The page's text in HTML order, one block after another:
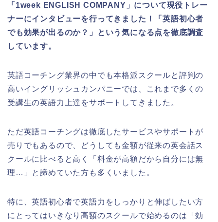
「1week ENGLISH COMPANY」について現役トレー
ナーにインタビューを行ってきました！「英語初心者
でも効果が出るのか？」という気になる点を徹底調査
しています。
英語コーチング業界の中でも本格派スクールと評判の
高いイングリッシュカンパニーでは、これまで多くの
受講生の英語力上達をサポートしてきました。
ただ英語コーチングは徹底したサービスやサポートが
売りでもあるので、どうしても金額が従来の英会話ス
クールに比べると高く「料金が高額だから自分には無
理…」と諦めていた方も多くいました。
特に、英語初心者で英語力をしっかりと伸ばしたい方
にとってはいきなり高額のスクールで始めるのは「効